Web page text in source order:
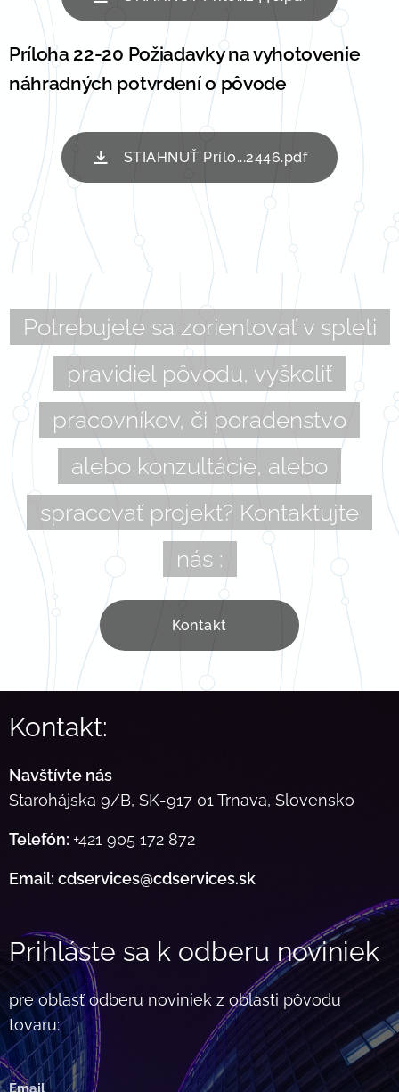
Príloha 22-20 Požiadavky na vyhotovenie
náhradných potvrdení o pôvode
STIAHNUŤ Prílo...2446.pdf
Potrebujete sa zorientovať v spleti
pravidiel pôvodu, vyškoliť
pracovníkov, či poradenstvo
alebo konzultácie, alebo
spracovať projekt? Kontaktujte
nás :
Kontakt
Kontakt:
Navštívte nás
Starohájska 9/B, SK-917 01 Trnava, Slovensko
Telefón: +421 905 172 872
Email: cdservices@cdservices.sk
Prihláste sa k odberu noviniek
pre oblasť odberu noviniek z oblasti pôvodu
tovaru:
Email